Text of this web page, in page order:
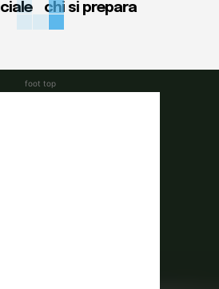
chi si prepara
foot top